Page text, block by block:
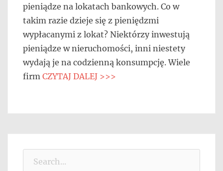
pieniądze na lokatach bankowych. Co w
takim razie dzieje się z pieniędzmi
wypłacanymi z lokat? Niektórzy inwestują
pieniądze w nieruchomości, inni niestety
wydają je na codzienną konsumpcję. Wiele
firm CZYTAJ DALEJ >>>